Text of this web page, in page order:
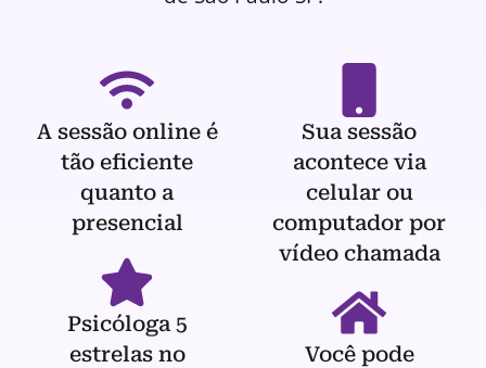
A sessão online é
tão eficiente
quanto a
presencial
Psicóloga 5
estrelas no
Sua sessão
acontece via
celular ou
computador por
vídeo chamada
Você pode